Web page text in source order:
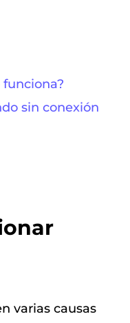
sin conexión
varias causas